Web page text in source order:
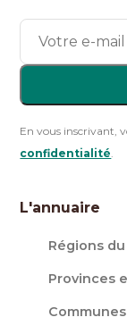
En vous inscrivant,
confidentialité.
L'annuaire
Régions
Provinces